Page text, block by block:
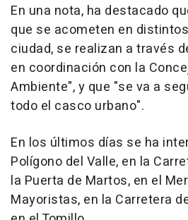
En una nota, ha destacado
que se acometen en
ciudad, se realizan a través
en coordinación con la
Ambiente", y que "se va a
todo el casco urbano".
En los últimos días se ha
Polígono del Valle, en la
la Puerta de Martos, en el
Mayoristas, en la Carretera